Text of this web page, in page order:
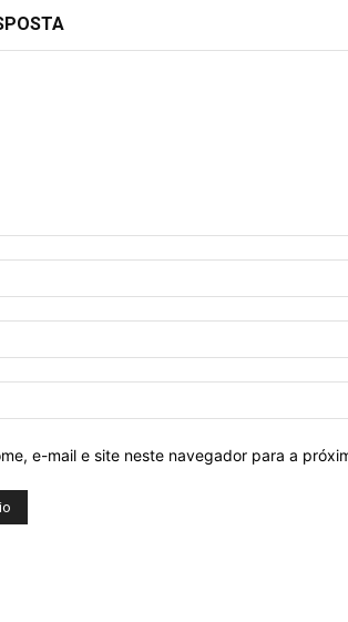
e-mail e site neste navegador para a